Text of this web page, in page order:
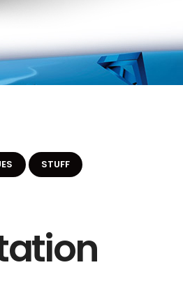
STUFF